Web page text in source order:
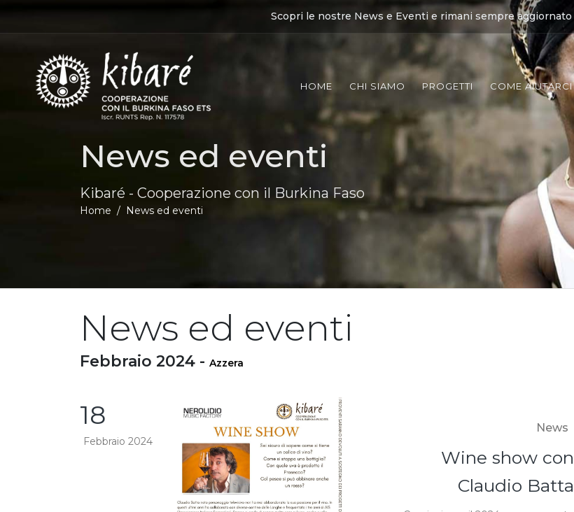
Scopri le nostre News e Eventi e rimani sempre aggiornato
HOME CHI SIAMO PROGETTI COME AIUTARCI
News ed eventi
Kibaré - Cooperazione con il Burkina Faso
Home News ed eventi
News ed eventi
Febbraio 2024 - Azzera
18
Febbraio 2024
News
Wine show con
Claudio Batta